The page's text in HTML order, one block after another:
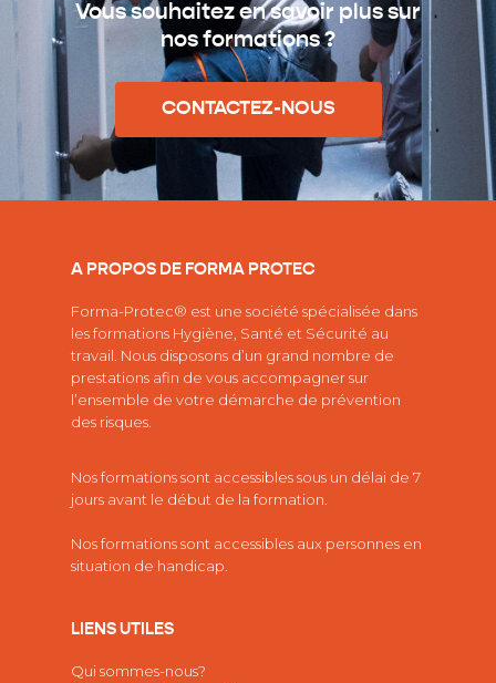
Vous souhaitez en savoir plus sur
nos formations ?
CONTACTEZ-NOUS
A PROPOS DE FORMA PROTEC
Forma-Protec® est une société spécialisée dans
lesformations Hygiène, Santé et Sécurité au
travail. Nous disposons d’un grand nombre de
prestations afin de vous accompagner sur
l’ensemble de votre démarche de prévention
des risques.
Nos formations sont accessibles sous un délai de 7
jours avant le début de la formation.
Nos formations sont accessibles aux personnes en
situation de handicap.
LIENS UTILES
Qui sommes-nous?